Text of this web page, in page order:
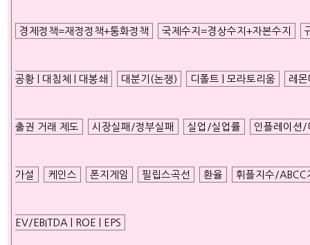
경제정책=재정정책+통화정책 국제수지=경상수지+자본수지
공황 | 대침체 | 대봉쇄 대분기(논쟁) 디폴트 | 모라토리움 레
출권 거래 제도 시장실패/정부실패 실업/실업률 인플레이션/
가설 케인스 폰지게임 필립스곡선 환율 휘플지수/ABCC
EV/EBITDA | ROE | EPS